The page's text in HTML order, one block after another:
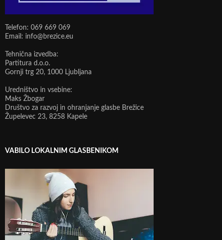
Telefon: 069 669 069
Email: info@brezice.eu
Tehnična izvedba:
Partitura d.o.o.
Gornji trg 20, 1000 Ljubljana
Uredništvo in vsebine:
Maks Žbogar
Društvo za razvoj in ohranjanje glasbe Brežice
Župelevec 23, 8258 Kapele
VABILO LOKALNIM GLASBENIKOM